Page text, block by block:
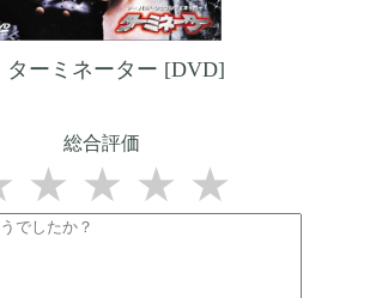
ターミネーター [DVD]
総合評価
★
★
★
★